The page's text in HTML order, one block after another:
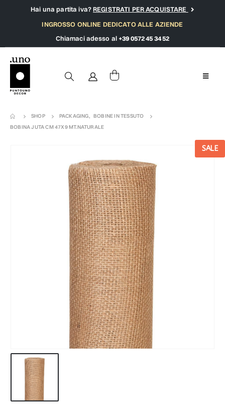
Hai una partita iva?REGISTRATI PER ACQUISTARE
INGROSSO ONLINE DEDICATO ALLE AZIENDE
Chiamaci adesso al +39 0572 45 34 52
SHOP PACKAGING, BOBINE IN TESSUTO
BOBINA JUTA CM 47X9 MT.NATURALE
SALE